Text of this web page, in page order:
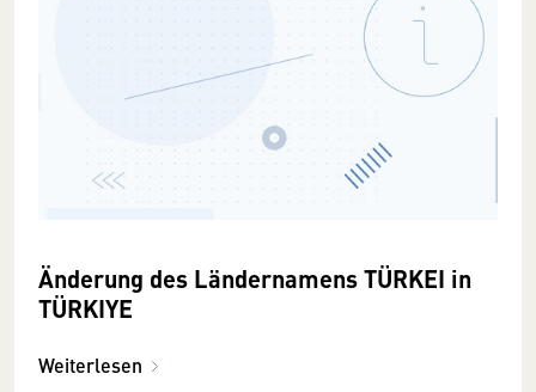
Änderung des Ländernamens TÜRKEI in
TÜRKIYE
Weiterlesen